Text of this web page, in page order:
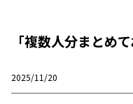
「複数人分まとめ
2025/11/20